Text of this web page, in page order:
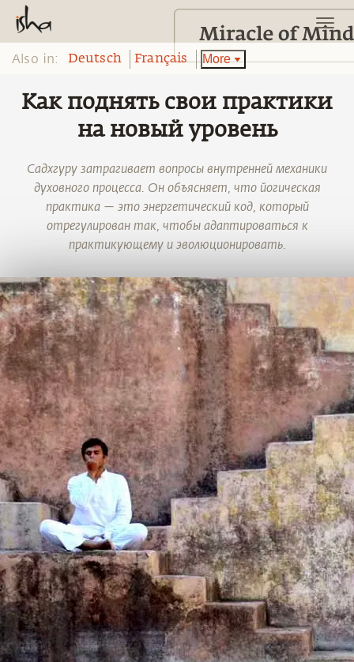
Also in: Deutsch Français More
Как поднять свои практики
на новый уровень
Садхгуру затрагивает вопросы внутренней механики
духовного процесса. Он объясняет, что йогическая
практика — это энергетический код, который
отрегулирован так, чтобы адаптироваться к
практикующему и эволюционировать.